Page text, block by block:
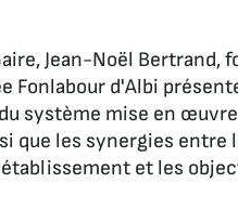
Jean-Noël Bertrand,
Fonlabour d'Albi
système mise en
que les synergies entre
et les